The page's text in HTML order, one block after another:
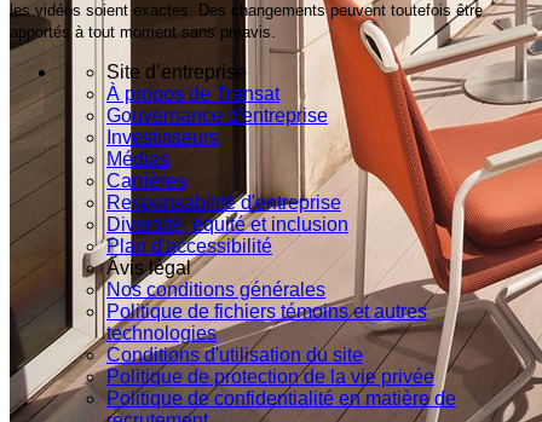
les vidéos soient exactes. Des changements peuvent toutefois être
apportés à tout moment sans préavis.
Site d’entreprise
À propos de Transat
Gouvernance d'entreprise
Investisseurs
Médias
Carrières
Responsabilité d'entreprise
Diversité, équité et inclusion
Plan d'accessibilité
Avis légal
Nos conditions générales
Politique de fichiers témoins et autres
technologies
Conditions d'utilisation du site
Politique de protection de la vie privée
Politique de confidentialité en matière de